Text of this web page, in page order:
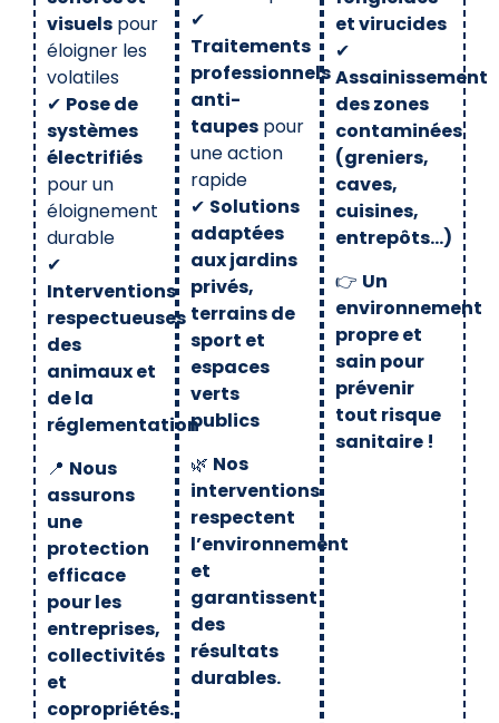
visuels pour
éloigner les
volatiles
✔ Pose de
systèmes
électrifiés
pour un
éloignement
durable
✔
Interventions
respectueuses
des
animaux et
de la
réglementation
📍 Nous
assurons
une
protection
efficace
pour les
entreprises,
collectivités
et
copropriétés.
✔
Traitements
professionnels
anti-
taupes pour
une action
rapide
✔ Solutions
adaptées
aux jardins
privés,
terrains de
sport et
espaces
verts
publics
🌿 Nos
interventions
respectent
l’environnement
et
garantissent
des
résultats
durables.
et virucides
✔
Assainissement
des zones
contaminées
(greniers,
caves,
cuisines,
entrepôts…)
👉 Un
environnement
propre et
sain pour
prévenir
tout risque
sanitaire !